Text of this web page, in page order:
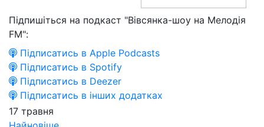
Підпишіться на подкаст "Вівсянка-шоу на Мелодія
FM":
Підписатись в Apple Podcasts
Підписатись в Spotify
Підписатись в Deezer
Підписатись в інших додатках
17 травня